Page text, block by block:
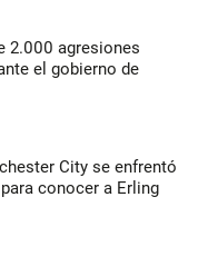
2.000 agresiones
el gobierno de
City se enfrentó
conocer a Erling